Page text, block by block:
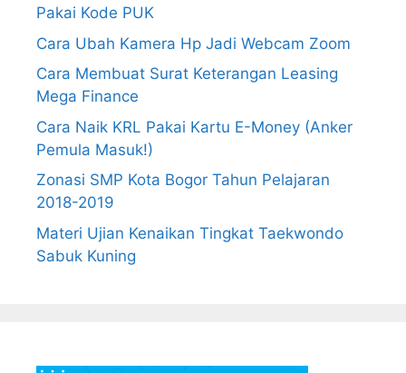
Pakai Kode PUK
Cara Ubah Kamera Hp Jadi Webcam Zoom
Cara Membuat Surat Keterangan Leasing
Mega Finance
Cara Naik KRL Pakai Kartu E-Money (Anker
Pemula Masuk!)
Zonasi SMP Kota Bogor Tahun Pelajaran
2018-2019
Materi Ujian Kenaikan Tingkat Taekwondo
Sabuk Kuning